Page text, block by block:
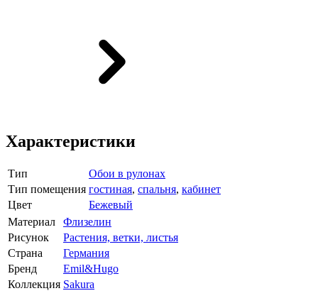
Характеристики
Тип
Обои в рулонах
Тип помещения гостиная, спальня, кабинет
Цвет
Бежевый
Материал
Флизелин
Рисунок
Растения, ветки, листья
Страна
Германия
Бренд
Emil&Hugo
Коллекция Sakura